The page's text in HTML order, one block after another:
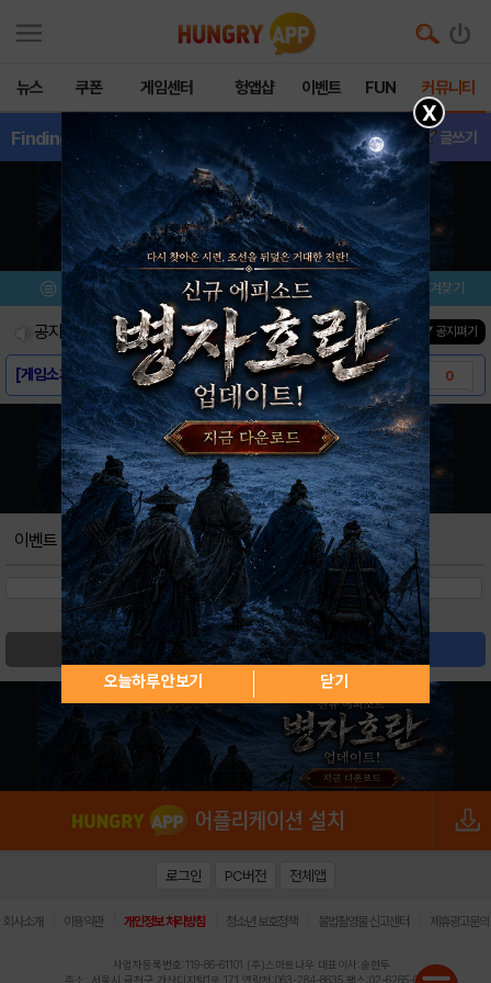
뉴스 쿠폰 게임센터 헝앱샵 이벤트 FUN 커뮤니티
FindingBlu - 이벤트 글쓰기
메뉴 이벤트/미션 설치/평가 즐겨찾기
공지사항 진행중인 이벤트0건 ▼ 공지펴기
[게임소개] - Finding Blue Fre.. 0
이벤트
검색 글쓰기
X
오늘하루 안보기 닫기
로그인 PC버전 전체앱
회사소개 이용약관 개인정보 처리방침 청소년 보호정책 불법촬영물 신고센터 제휴광고문의
사업자등록번호:119-86-61101 (주)스마트나우 대표이사:송현두
주소: 서울시 금천구 가산디지털1로 171 연락처:063-284-8635 팩스:02-6265-0377